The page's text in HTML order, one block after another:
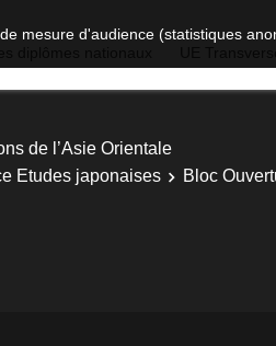
mesure d'audience (statistiques
de l’Asie Orientale
Etudes japonaises
Bloc